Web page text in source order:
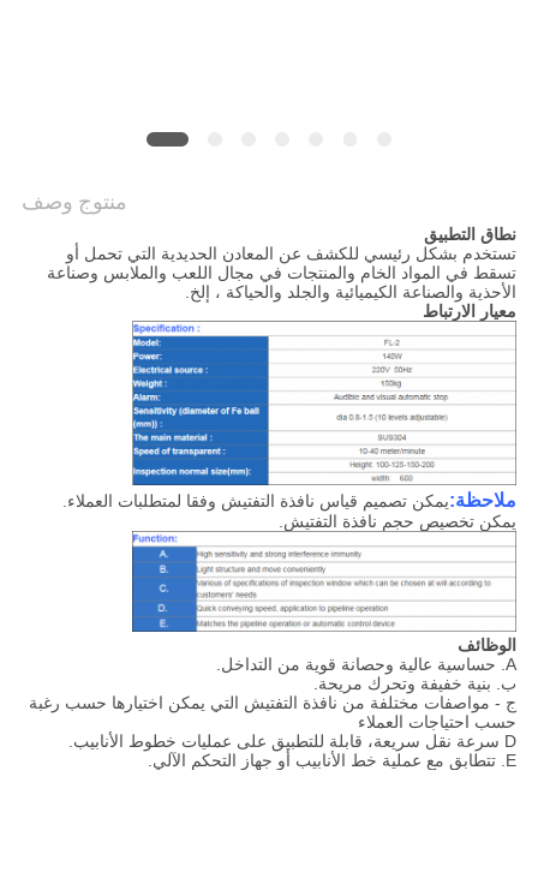
منتوج وصف
نطاق التطبيق
تستخدم بشكل رئيسي للكشف عن المعادن الحديدية التي تحمل أو
تسقط في المواد الخام والمنتجات في مجال اللعب والملابس وصناعة
الأحذية والصناعة الكيميائية والجلد والحياكة ، إلخ.
معيار الارتباط
ملاحظة:يمكن تصميم قياس نافذة التفتيش وفقا لمتطلبات العملاء.
يمكن تخصيص حجم نافذة التفتيش.
الوظائف
A. حساسية عالية وحصانة قوية من التداخل.
ب. بنية خفيفة وتحرك مريحة.
ج - مواصفات مختلفة من نافذة التفتيش التي يمكن اختيارها حسب رغبة
حسب احتياجات العملاء
D سرعة نقل سريعة، قابلة للتطبيق على عمليات خطوط الأنابيب.
E. تتطابق مع عملية خط الأنابيب أو جهاز التحكم الآلي.